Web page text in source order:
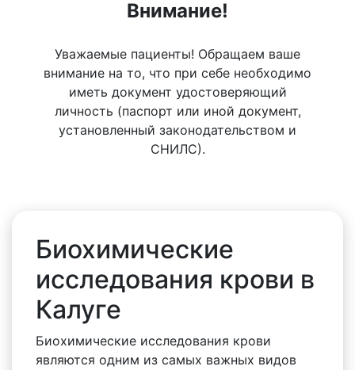
Внимание!
Уважаемые пациенты! Обращаем ваше
внимание на то, что при себе необходимо
иметь документ удостоверяющий
личность (паспорт или иной документ,
установленный законодательством и
СНИЛС).
Биохимические
исследования крови в
Калуге
Биохимические исследования крови
являются одним из самых важных видов